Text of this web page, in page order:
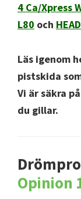
4 Ca/Xpress
L80 och
Läs igenom
pistskida
Vi är säkra
du gillar.
Opinion